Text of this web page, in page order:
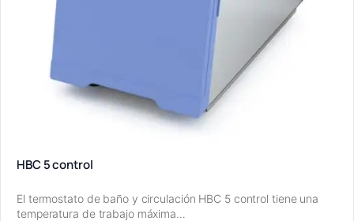
HBC 5 control
El termostato de baño y circulación HBC 5 control tiene una
temperatura de trabajo máxima…